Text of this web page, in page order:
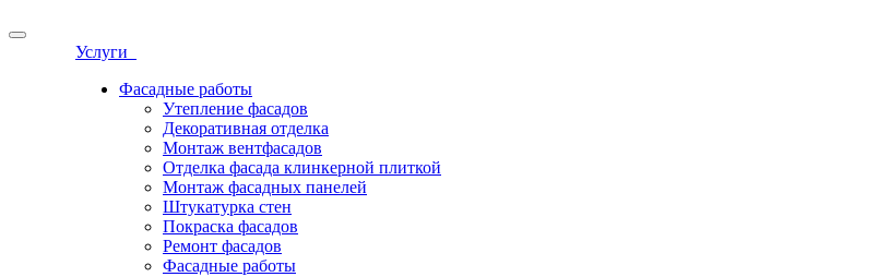
Услуги
Фасадные работы
Утепление фасадов
Декоративная отделка
Монтаж вентфасадов
Отделка фасада клинкерной плиткой
Монтаж фасадных панелей
Штукатурка стен
Покраска фасадов
Ремонт фасадов
Фасадные работы